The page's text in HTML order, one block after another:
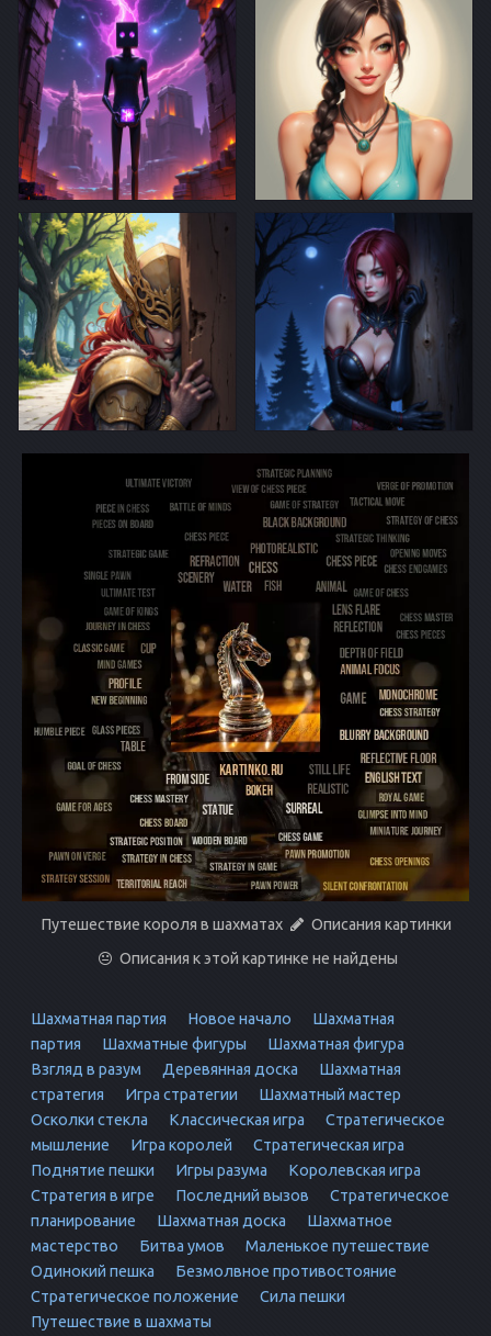
Путешествие короля в шахматах
Описания картинки
Описания к этой картинке не найдены
Шахматная партия Новое начало
Шахматная
партия
Шахматные фигуры
Шахматная фигура
Взгляд в разум
Деревянная доска
Шахматная
стратегия
Игра стратегии
Шахматный мастер
Осколки стекла
Классическая игра
Стратегическое
мышление
Игра королей
Стратегическая игра
Поднятие пешки
Игры разума
Королевская игра
Стратегия в игре
Последний вызов
Стратегическое
планирование
Шахматная доска
Шахматное
мастерство
Битва умов
Маленькое путешествие
Одинокий пешка
Безмолвное противостояние
Стратегическое положение
Сила пешки
Путешествие в шахматы